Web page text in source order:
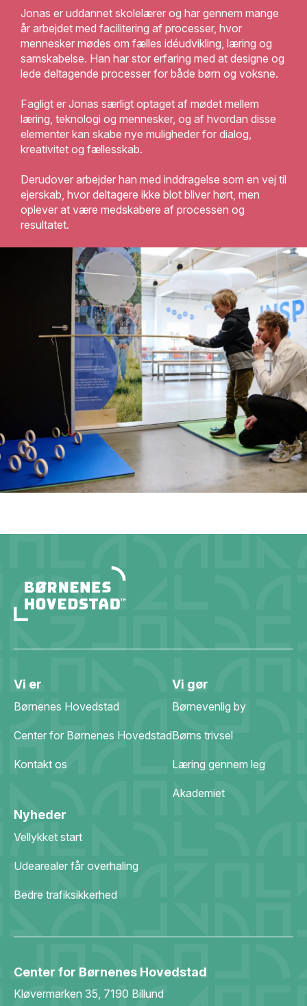
Jonas er uddannet skolelærer og har gennem mange
år arbejdet med facilitering af processer, hvor
mennesker mødes om fælles idéudvikling, læring og
samskabelse. Han har stor erfaring med at designe og
lede deltagende processer for både børn og voksne.
Fagligt er Jonas særligt optaget af mødet mellem
læring, teknologi og mennesker, og af hvordan disse
elementer kan skabe nye muligheder for dialog,
kreativitet og fællesskab.
Derudover arbejder han med inddragelse som en vej til
ejerskab, hvor deltagere ikke blot bliver hørt, men
oplever at være medskabere af processen og
resultatet.
Vi er
Børnenes Hovedstad
Center for Børnenes Hovedstad
Kontakt os
Vi gør
Børnevenlig by
Børns trivsel
Læring gennem leg
Akademiet
Nyheder
Vellykket start
Udearealer får overhaling
Bedre trafiksikkerhed
Center for Børnenes Hovedstad
Kløvermarken 35, 7190 Billund